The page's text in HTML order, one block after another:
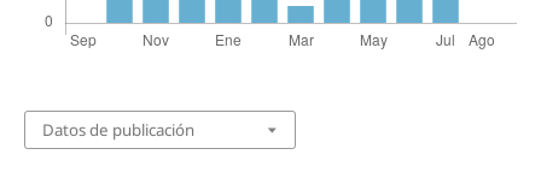
Datos de publicación